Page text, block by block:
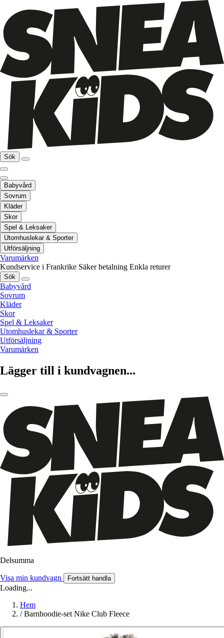
Sök
Babyvård
Sovrum
Kläder
Skor
Spel & Leksaker
Utomhuslekar & Sporter
Utförsäljning
Varumärken
Kundservice i Frankrike Säker betalning Enkla returer
Sök
Babyvård
Sovrum
Kläder
Skor
Spel & Leksaker
Utomhuslekar & Sporter
Utförsäljning
Varumärken
Lägger till i kundvagnen...
Delsumma
Visa min kundvagn Fortsätt handla
Loading...
Hem
/ Barnhoodie-set Nike Club Fleece